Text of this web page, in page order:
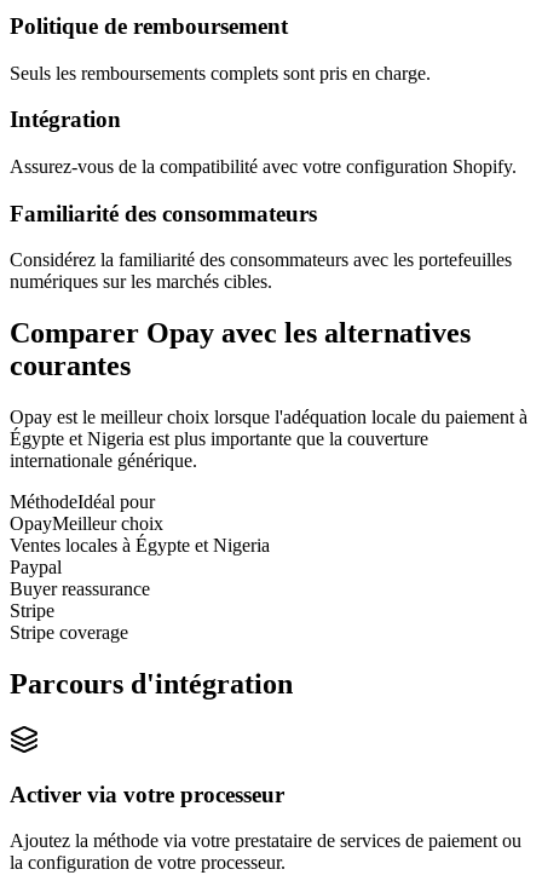
Politique de remboursement
Seuls les remboursements complets sont pris en charge.
Intégration
Assurez-vous de la compatibilité avec votre configuration Shopify.
Familiarité des consommateurs
Considérez la familiarité des consommateurs avec les portefeuilles
numériques sur les marchés cibles.
Comparer Opay avec les alternatives
courantes
Opay est le meilleur choix lorsque l'adéquation locale du paiement à
Égypte et Nigeria est plus importante que la couverture
internationale générique.
MéthodeIdéal pour
OpayMeilleur choix
Ventes locales à Égypte et Nigeria
Paypal
Buyer reassurance
Stripe
Stripe coverage
Parcours d'intégration
Activer via votre processeur
Ajoutez la méthode via votre prestataire de services de paiement ou
la configuration de votre processeur.